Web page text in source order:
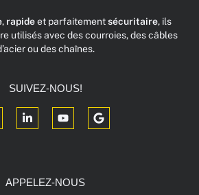
, rapideet parfaitementsécuritaire, ils
utilisés avec des courroies, des câbles
ou des chaînes.
SUIVEZ-NOUS!
APPELEZ-NOUS